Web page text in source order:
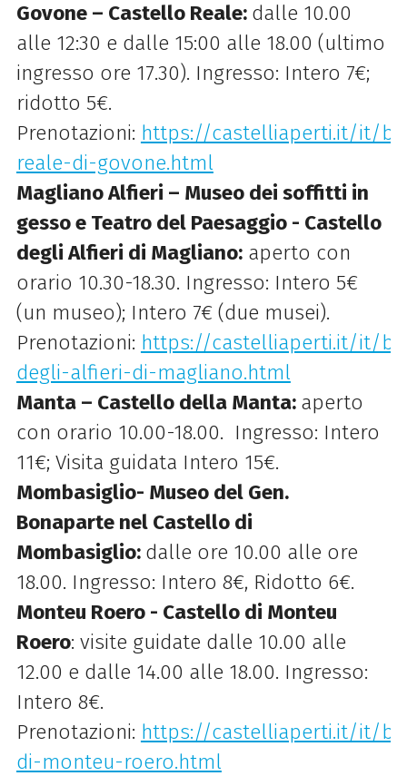
Govone – Castello Reale: dalle 10.00
alle 12:30 e dalle 15:00 alle 18.00 (ultimo
ingresso ore 17.30). Ingresso: Intero 7€;
ridotto 5€.
Prenotazioni: https://castelliaperti.it/it/
reale-di-govone.html
Magliano Alfieri – Museo dei soffitti in
gesso e Teatro del Paesaggio - Castello
degli Alfieri di Magliano:aperto con
orario 10.30-18.30. Ingresso: Intero 5€
(un museo); Intero 7€ (due musei).
Prenotazioni: https://castelliaperti.it/it/
degli-alfieri-di-magliano.html
Manta – Castello della Manta: aperto
con orario 10.00-18.00. Ingresso: Intero
11€; Visita guidata Intero 15€.
Mombasiglio- Museo del Gen.
Bonaparte nel Castello di
Mombasiglio: dalle ore 10.00 alle ore
18.00. Ingresso: Intero 8€, Ridotto 6€.
Monteu Roero - Castello di Monteu
Roero: visite guidate dalle 10.00 alle
12.00 e dalle 14.00 alle 18.00. Ingresso:
Intero 8€.
Prenotazioni: https://castelliaperti.it/it/
di-monteu-roero.html